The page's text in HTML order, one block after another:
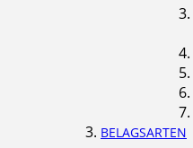
BELAGSARTEN